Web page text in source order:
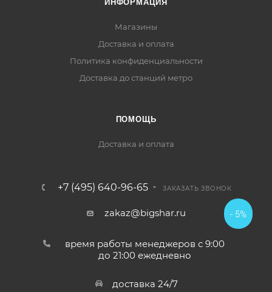
ИНФОРМАЦИЯ
Магазины
Доставка и оплата
Политика конфиденциальности
Доставка до станций метро
ПОМОЩЬ
Доставка и оплата
+7 (495) 640-96-65 ЗАКАЗАТЬ ЗВОНОК
zakaz@bigshar.ru
время работы менеджеров с 9:00
до 21:00 ежедневно
доставка 24/7
- 5%